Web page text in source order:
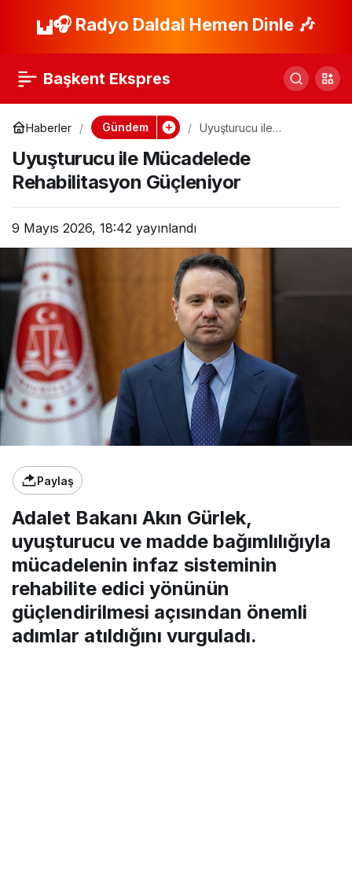
🎧 Radyo Daldal Hemen Dinle 🎶
Başkent Ekspres
Haberler Gündem
Uyuşturucu ile
Rehabilitasyon
Güçleniyor
Uyuşturucu ile Mücadelede
Rehabilitasyon Güçleniyor
9 Mayıs 2026, 18:42 yayınlandı
Paylaş
Adalet Bakanı Akın Gürlek,
uyuşturucu ve madde bağımlılığıyla
mücadelenin infaz sisteminin
rehabilite edici yönünün
güçlendirilmesi açısından önemli
adımlar atıldığını vurguladı.
Hakan Fidan ve
Buluştu!
Paylaş